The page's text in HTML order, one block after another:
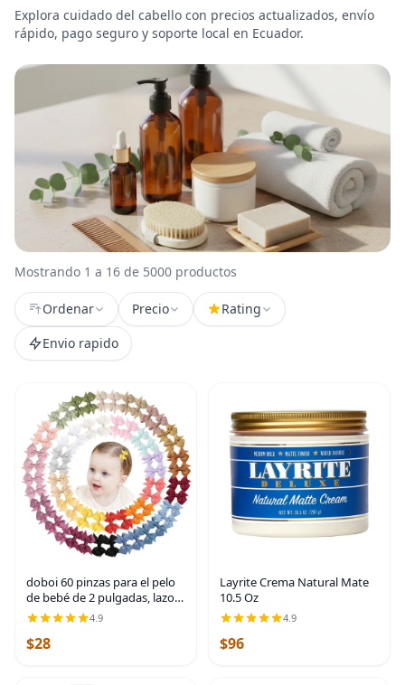
Explora cuidado del cabello con precios actualizados, envío
rápido, pago seguro y soporte local en Ecuador.
Mostrando 1 a 16 de 5000 productos
Ordenar Precio
Rating
Envio rapido
doboi 60 pinzas para el pelo
de bebé de 2 pulgadas, lazos
pequeños totalmente
forrados de grogrén, cinta
sólida, mini lazos para niñas,
4.9
$28
Layrite Crema Natural Mate
10.5 Oz
4.9
$96